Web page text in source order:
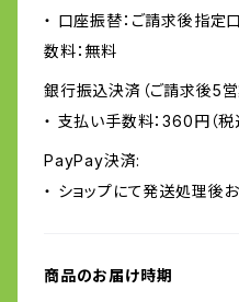
・ 口座振替：ご請求後指定
数料：無料
銀行振込決済（ご請求後5営
・ 支払い手数料：360円（税
PayPay決済:
・ ショップにて発送処理後
商品のお届け時期